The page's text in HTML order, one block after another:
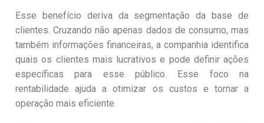
Esse benefício deriva da segmentação da base de
clientes. Cruzando não apenas dados de consumo, mas
também informações financeiras, a companhia identifica
quais os clientes mais lucrativos e pode definir ações
específicas para esse público. Esse foco na
rentabilidade ajuda a otimizar os custos e tornar a
operação mais eficiente.